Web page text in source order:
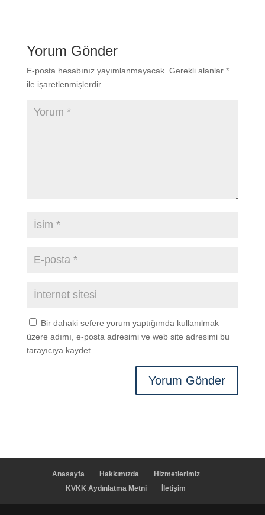
Yorum Gönder
E-posta hesabınız yayımlanmayacak. Gerekli alanlar *
ile işaretlenmişlerdir
Bir dahaki sefere yorum yaptığımda kullanılmak
üzere adımı, e-posta adresimi ve web site adresimi bu
tarayıcıya kaydet.
Anasayfa Hakkımızda
Hizmetlerimiz
KVKK Aydınlatma Metni
İletişim